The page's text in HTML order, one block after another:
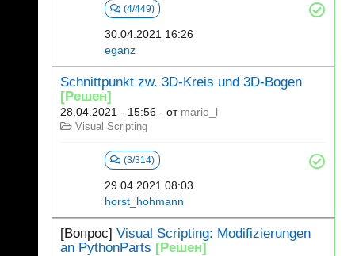
(4/449)
30.04.2021 16:26
eganz
Schnittpunkt zw. 3D-Kreis und 3D-Bogen
[Решен]
28.04.2021 - 15:56 - от mario_l
Visual Scripting
(3/314)
29.04.2021 08:03
horst_hohmann
[Вопрос] Visual Scripting: Modifizierungen
an PythonParts [Решен]